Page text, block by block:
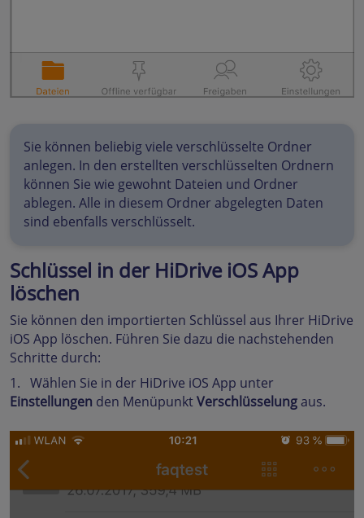
Sie können beliebig viele verschlüsselte Ordner
anlegen. In den erstellten verschlüsselten Ordnern
können Sie wie gewohnt Dateien und Ordner
ablegen. Alle in diesem Ordner abgelegten Daten
sind ebenfalls verschlüsselt.
Schlüssel in der HiDrive iOS App
löschen
Sie können den importierten Schlüssel aus Ihrer HiDrive
iOS App löschen. Führen Sie dazu die nachstehenden
Schritte durch:
1. Wählen Sie in der HiDrive iOS App unter
Einstellungen den MenüpunktVerschlüsselung aus.